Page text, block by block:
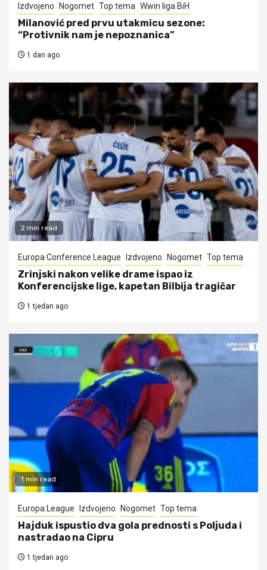
Izdvojeno Nogomet Top tema Wwin liga BiH
Milanović pred prvu utakmicu sezone:
“Protivnik nam je nepoznanica”
1 dan ago
2 min read
Europa Conference League Izdvojeno Nogomet Top tema
Zrinjski nakon velike drame ispao iz
Konferencijske lige, kapetan Bilbija tragičar
1 tjedan ago
1 min read
Europa League Izdvojeno Nogomet Top tema
Hajduk ispustio dva gola prednosti s Poljuda i
nastradao na Cipru
1 tjedan ago